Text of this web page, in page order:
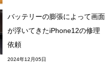
バッテリーの膨張によって画面
が浮いてきたiPhone12の修理
依頼
2024年12月05日